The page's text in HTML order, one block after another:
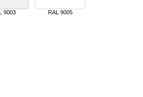
9003 RAL 9005